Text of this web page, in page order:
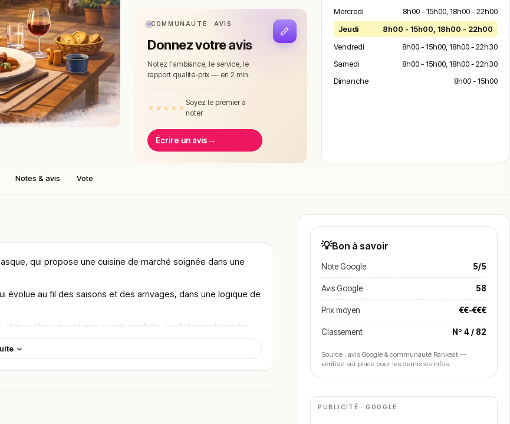
COMMUNAUTÉ · AVIS
Donnez votre avis
Notez l'ambiance, le service, le
rapport qualité-prix — en 2 min.
★ ★ ★ ★ ★
Soyez le premier à
noter
Écrire un avis→
Mercredi
8h00 - 15h00, 18h00 - 22h00
Jeudi
8h00 - 15h00, 18h00 - 22h00
Vendredi
8h00 - 15h00, 18h00 - 22h30
Samedi
8h00 - 15h00, 18h00 - 22h30
Dimanche
8h00 - 15h00
Notes & avis Vote
qui propose une cuisine de marché soignée dans une
évolue au fil des saisons et des arrivages, dans une logique de
ni trop classique ni trop avant-gardiste, parfaitement ancrée
d’Anglet et de Biarritz, avec un parti pris pour la simplicité, la
💡Bon à savoir
Note Google 5/5
Avis Google 58
Prix moyen €€-€€€
Classement Nº 4 / 82
Source : avis Google & communauté Rankeat —
vérifiez sur place pour les dernières infos.
PUBLICITÉ · GOOGLE